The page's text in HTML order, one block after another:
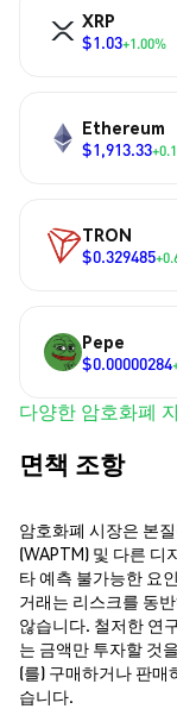
XRP
$1.03+1.00%
Ethereum
$1,913.33
TRON
$0.329485
Pepe
$0.00000284
다양한 암호화폐
면책 조항
암호화폐 시장은 본
(WAPTM) 및 다른 디
타 예측 불가능한 요
거래는 리스크를 동
않습니다. 철저한 연
는 금액만 투자할 것
(를) 구매하거나 판매
습니다.